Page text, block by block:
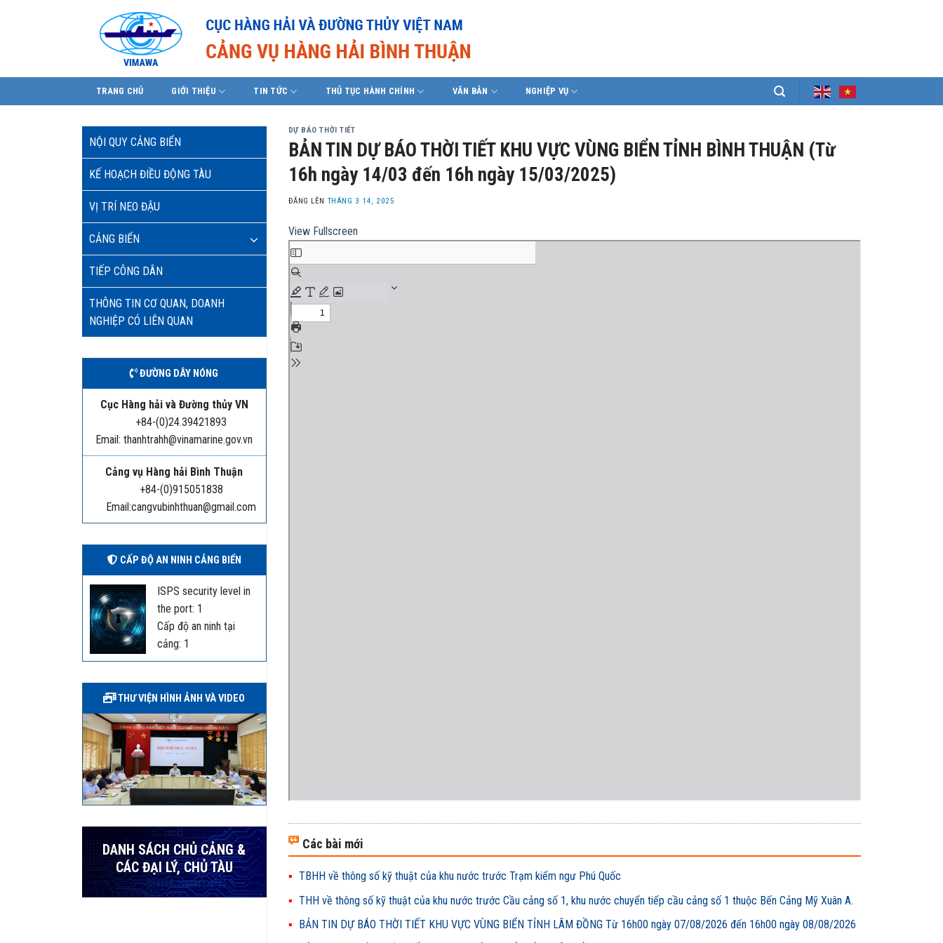
TRANG CHỦ GIỚI THIỆU TIN TỨC THỦ TỤC HÀNH CHÍNH VĂN BẢN NGHIỆP VỤ
NỘI QUY CẢNG BIỂN
KẾ HOẠCH ĐIỀU ĐỘNG TÀU
VỊ TRÍ NEO ĐẬU
CẢNG BIỂN
TIẾP CÔNG DÂN
THÔNG TIN CƠ QUAN, DOANH
NGHIỆP CÓ LIÊN QUAN
ĐƯỜNG DÂY NÓNG
Cục Hàng hải và Đường thủy VN
+84-(0)24.39421893
Email: thanhtrahh@vinamarine.gov.vn
Cảng vụ Hàng hải Bình Thuận
+84-(0)915051838
Email:cangvubinhthuan@gmail.com
CẤP ĐỘ AN NINH CẢNG BIỂN
ISPS security level in
the port: 1
Cấp độ an ninh tại
cảng: 1
THƯ VIỆN HÌNH ẢNH VÀ VIDEO
DANH SÁCH CHỦ CẢNG &
CÁC ĐẠI LÝ, CHỦ TÀU
DỰ BÁO THỜI TIẾT
BẢN TIN DỰ BÁO THỜI TIẾT KHU VỰC VÙNG BIỂN TỈNH BÌNH THUẬN (Từ
16h ngày 14/03 đến 16h ngày 15/03/2025)
ĐĂNG LÊN THÁNG 3 14, 2025
View Fullscreen
Các bài mới
TBHH về thông số kỹ thuật của khu nước trước Trạm kiểm ngư Phú Quốc
THH về thông số kỹ thuật của khu nước trước Cầu cảng số 1, khu nước chuyển tiếp cầu cảng số 1 thuộc Bến Cảng Mỹ Xuân A.
BẢN TIN DỰ BÁO THỜI TIẾT KHU VỰC VÙNG BIỂN TỈNH LÂM ĐỒNG Từ 16h00 ngày 07/08/2026 đến 16h00 ngày 08/08/2026